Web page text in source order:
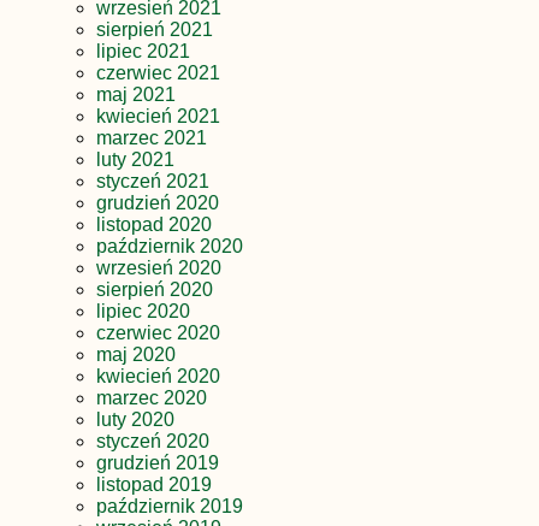
wrzesień 2021
sierpień 2021
lipiec 2021
czerwiec 2021
maj 2021
kwiecień 2021
marzec 2021
luty 2021
styczeń 2021
grudzień 2020
listopad 2020
październik 2020
wrzesień 2020
sierpień 2020
lipiec 2020
czerwiec 2020
maj 2020
kwiecień 2020
marzec 2020
luty 2020
styczeń 2020
grudzień 2019
listopad 2019
październik 2019